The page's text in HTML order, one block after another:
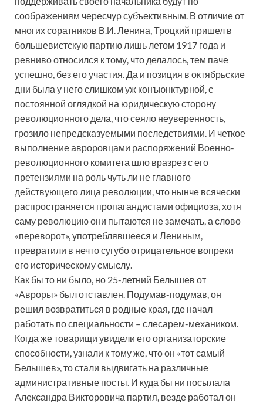
соображениям чересчур субъективным. В отличие от
многих соратников В.И. Ленина, Троцкий пришел в
большевистскую партию лишь летом 1917 года и
ревниво относился к тому, что делалось, тем паче
успешно, без его участия. Да и позиция в октябрьские
дни была у него слишком уж конъюнктурной, с
постоянной оглядкой на юридическую сторону
революционного дела, что сеяло неуверенность,
грозило непредсказуемыми последствиями. И четкое
выполнение авроровцами распоряжений Военно-
революционного комитета шло вразрез с его
претензиями на роль чуть ли не главного
действующего лица революции, что нынче всячески
распространяется пропагандистами официоза, хотя
саму революцию они пытаются не замечать, а слово
«переворот», употреблявшееся и Лениным,
превратили в нечто сугубо отрицательное вопреки
его историческому смыслу.
Как бы то ни было, но 25-летний Белышев от
«Авроры» был отставлен. Подумав-подумав, он
решил возвратиться в родные края, где начал
работать по специальности – слесарем-механиком.
Когда же товарищи увидели его организаторские
способности, узнали к тому же, что он «тот самый
Белышев», то стали выдвигать на различные
административные посты. И куда бы ни посылала
Александра Викторовича партия, везде работал он